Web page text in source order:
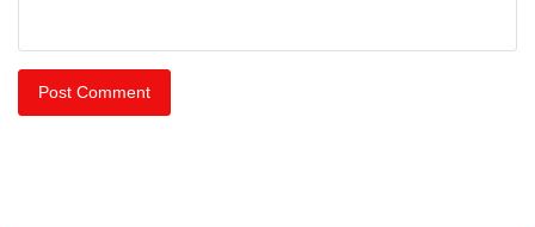
Post Comment